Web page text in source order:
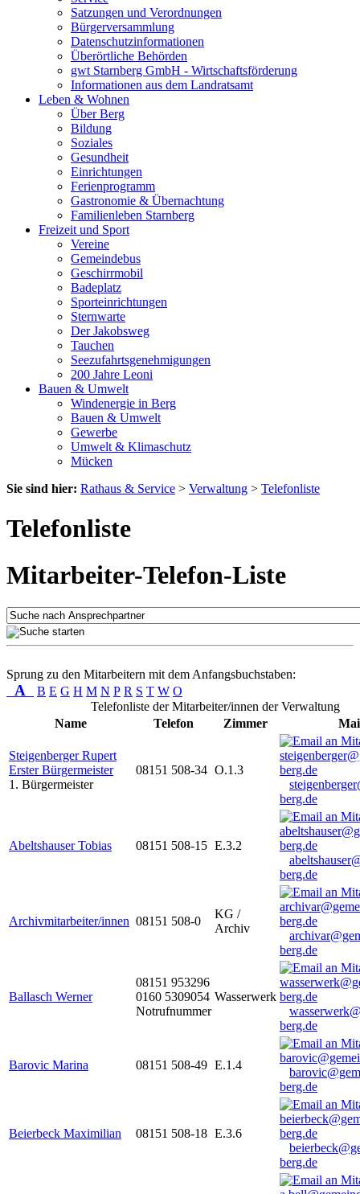
Satzungen und Verordnungen
Bürgerversammlung
Datenschutzinformationen
Überörtliche Behörden
gwt Starnberg GmbH - Wirtschaftsförderung
Informationen aus dem Landratsamt
Leben & Wohnen
Über Berg
Bildung
Soziales
Gesundheit
Einrichtungen
Ferienprogramm
Gastronomie & Übernachtung
Familienleben Starnberg
Freizeit und Sport
Vereine
Gemeindebus
Geschirrmobil
Badeplatz
Sporteinrichtungen
Sternwarte
Der Jakobsweg
Tauchen
Seezufahrtsgenehmigungen
200 Jahre Leoni
Bauen & Umwelt
Windenergie in Berg
Bauen & Umwelt
Gewerbe
Umwelt & Klimaschutz
Mücken
Sie sind hier: Rathaus & Service > Verwaltung > Telefonliste
Telefonliste
Mitarbeiter-Telefon-Liste
Sprung zu den Mitarbeitern mit dem Anfangsbuchstaben:
A B E G H M N P R S T W O
Telefonliste der Mitarbeiter/innen der Verwaltung
Name
Telefon Zimmer
Steigenberger Rupert
Erster Bürgermeister
1. Bürgermeister
08151 508-34 O.1.3
berg.de
Abeltshauser Tobias 08151 508-15 E.3.2
berg.de
Archivmitarbeiter/innen 08151 508-0
KG /
Archiv
berg.de
Ballasch Werner
08151 953296
0160 5309054
Notrufnummer
Wasserwerk
berg.de
Barovic Marina 08151 508-49 E.1.4
berg.de
Beierbeck Maximilian 08151 508-18 E.3.6
berg.de